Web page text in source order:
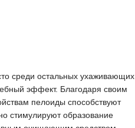
среди остальных ухаживающих
эффект. Благодаря своим
пелоиды способствуют
стимулируют образование